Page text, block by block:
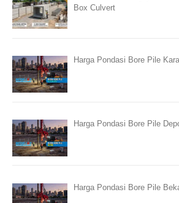
Box Culvert
Harga Pondasi Bore Pile
Harga Pondasi Bore Pile
Harga Pondasi Bore Pile